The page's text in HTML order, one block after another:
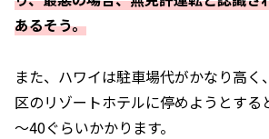
あるそう。
また、ハワイは駐車場代がかなり高
区のリゾートホテルに停めようとする
～40ぐらいかかります。